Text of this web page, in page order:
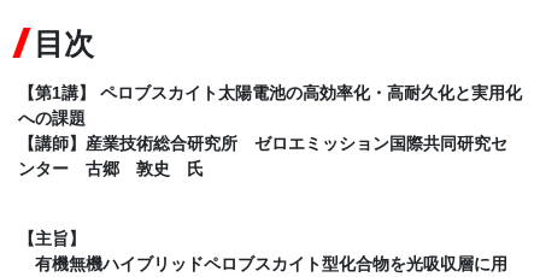
目次
【第1講】 ペロブスカイト太陽電池の高効率化・高耐久化と実用化
への課題
【講師】産業技術総合研究所 ゼロエミッション国際共同研究セ
ンター 古郷 敦史 氏
【主旨】
有機無機ハイブリッドペロブスカイト型化合物を光吸収層に用